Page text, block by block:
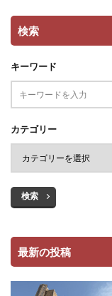
検索
キーワード
カテゴリー
検索
最新の投稿